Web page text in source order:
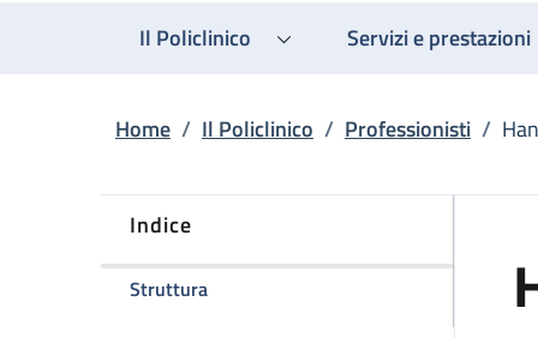
Il Policlinico Servizi e prestazioni
Briciole di pane
Home / Il Policlinico / Professionisti /
Indice
Strutturadella pagina Hana Privitera